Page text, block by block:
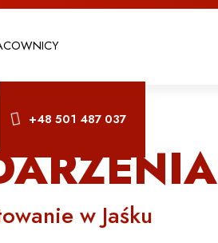
+48 501 487 037
w Jaśku